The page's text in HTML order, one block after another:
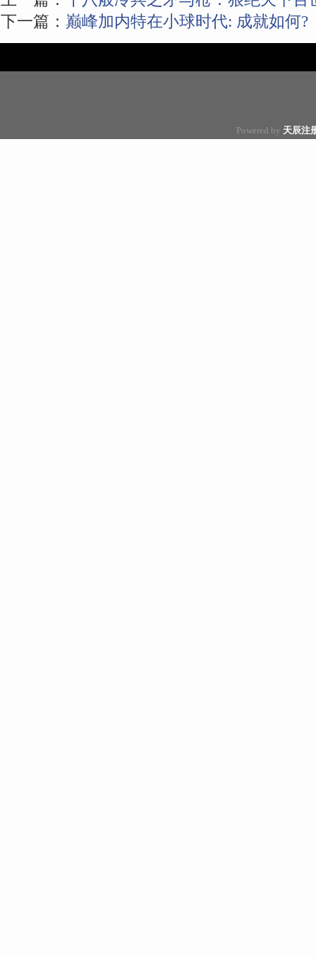
下一篇： 巅峰加内特在小球时代: 成就如何?
Powered by 天辰注